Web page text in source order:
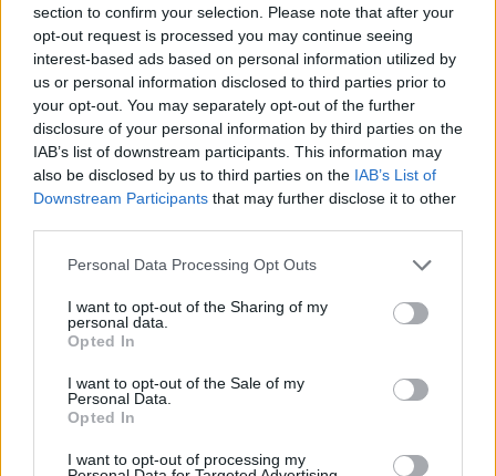
section to confirm your selection. Please note that after your
opt-out request is processed you may continue seeing
interest-based ads based on personal information utilized by
us or personal information disclosed to third parties prior to
your opt-out. You may separately opt-out of the further
disclosure of your personal information by third parties on the
IAB’s list of downstream participants. This information may
also be disclosed by us to third parties on the IAB’s List of
Downstream Participants that may further disclose it to other
Personal Data Processing Opt Outs
I want to opt-out of the Sharing of my
personal data.
Opted In
I want to opt-out of the Sale of my
Personal Data.
Opted In
I want to opt-out of processing my
0 - 0
Squalificato 0 - 0%
Infortunato 0 - 0
Inutilizzato 31 - 81%
Scarica riepilogo
stagionale
Giornata Entrato Bonus/Malus